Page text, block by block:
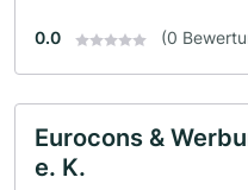
0.0 (0
Eurocons &
e. K.